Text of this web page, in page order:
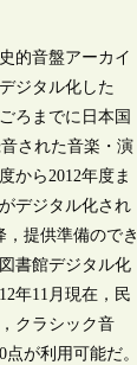
的音盤アーカイ
ジタル化した
ろまでに日本国
された音楽・演
から2012年度ま
デジタル化され
，提供準備のでき
書館デジタル化
年11月現在，民
クラシック音
が利用可能だ。